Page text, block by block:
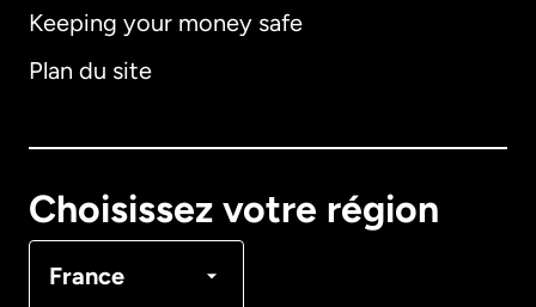
Keeping your money safe
Plan du site
Choisissez votre région
France
Allemagne
Français